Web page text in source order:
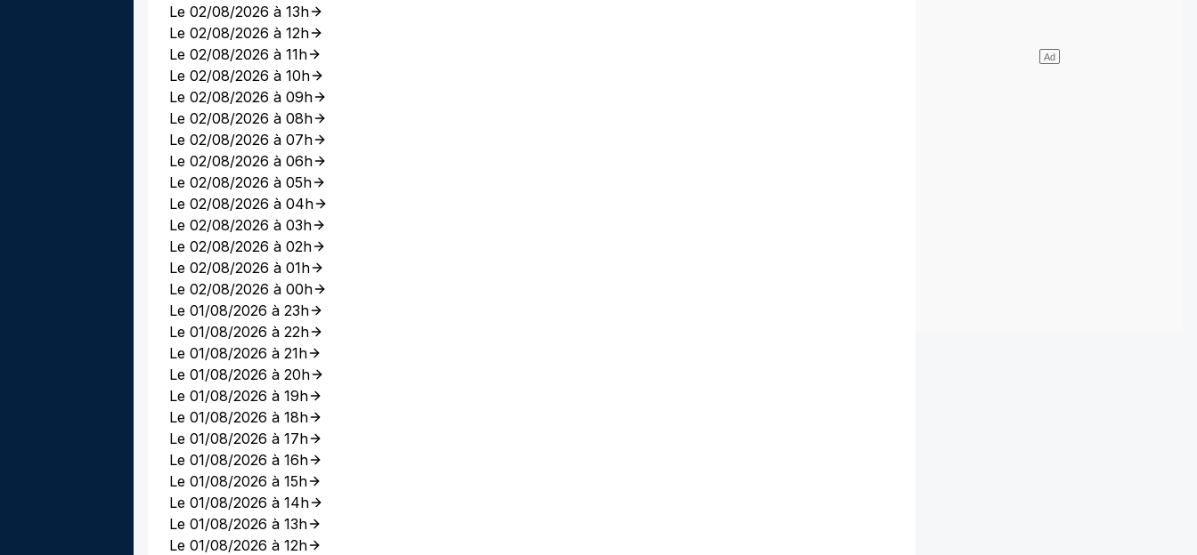
Le 02/08/2026 à 13h
Le 02/08/2026 à 12h
Le 02/08/2026 à 11h
Le 02/08/2026 à 10h
Le 02/08/2026 à 09h
Le 02/08/2026 à 08h
Le 02/08/2026 à 07h
Le 02/08/2026 à 06h
Le 02/08/2026 à 05h
Le 02/08/2026 à 04h
Le 02/08/2026 à 03h
Le 02/08/2026 à 02h
Le 02/08/2026 à 01h
Le 02/08/2026 à 00h
Le 01/08/2026 à 23h
Le 01/08/2026 à 22h
Le 01/08/2026 à 21h
Le 01/08/2026 à 20h
Le 01/08/2026 à 19h
Le 01/08/2026 à 18h
Le 01/08/2026 à 17h
Le 01/08/2026 à 16h
Le 01/08/2026 à 15h
Le 01/08/2026 à 14h
Le 01/08/2026 à 13h
Le 01/08/2026 à 12h